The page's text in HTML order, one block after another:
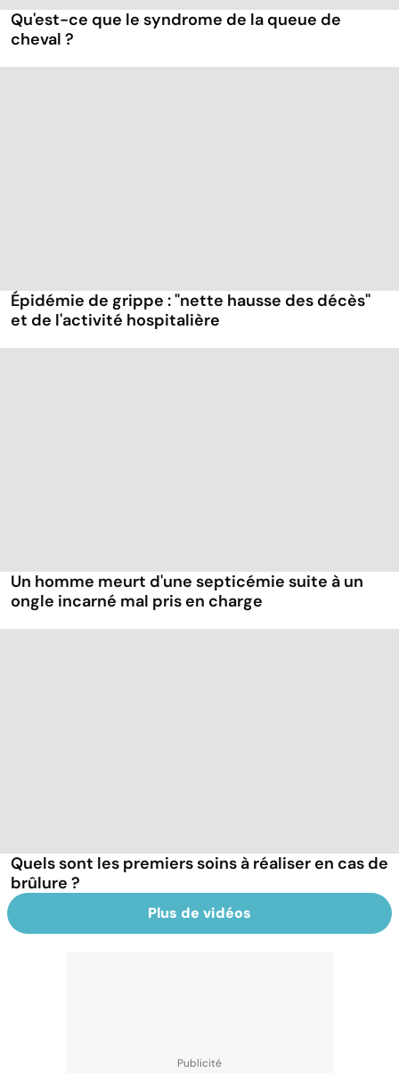
Qu'est-ce que le syndrome de la queue de
cheval ?
Épidémie de grippe : "nette hausse des décès"
et de l'activité hospitalière
Un homme meurt d'une septicémie suite à un
ongle incarné mal pris en charge
Quels sont les premiers soins à réaliser en cas de
brûlure ?
Plus de vidéos